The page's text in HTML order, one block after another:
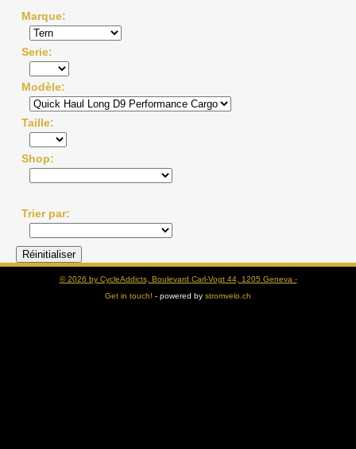
Marque
Serie
Modèle
Taille
Shop
Trier par
© 2026 by CycleAddicts, Boulevard Carl-Vogt 44, 1205 Geneva -
Get in touch! - powered by stromvelo.ch